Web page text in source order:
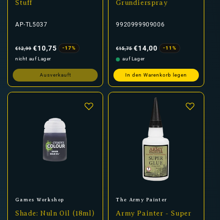
Stuff
AP-TL5037
Preis
€12,99 €10,75
-17%
nicht auf Lager
Ausverkauft
Grundierspray
9920999909006
Preis
€15,75 €14,00
-11%
auf Lager
In den Warenkorb legen
Anbieter:
Games Workshop
Shade: Nuln Oil (18ml)
Anbieter:
The Army Painter
Army Painter - Super